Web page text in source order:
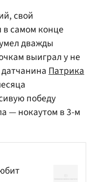
свой
в самом конце
дважды
выиграл у не
Патрика
победу
— нокаутом в 3-м